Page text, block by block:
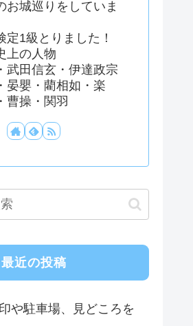
お城巡りをしていま
定1級とりました！
上の人物
武田信玄・伊達政宗
晏嬰・藺相如・楽
曹操・関羽
最近の投稿
や駐車場、見どころを